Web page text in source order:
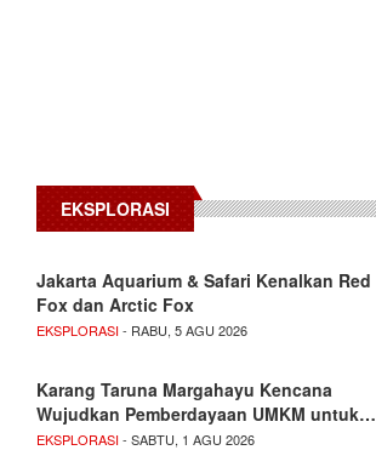
EKSPLORASI
Jakarta Aquarium & Safari Kenalkan Red
Fox dan Arctic Fox
EKSPLORASI- RABU, 5 AGU 2026
Karang Taruna Margahayu Kencana
Wujudkan Pemberdayaan UMKM untuk…
EKSPLORASI- SABTU, 1 AGU 2026